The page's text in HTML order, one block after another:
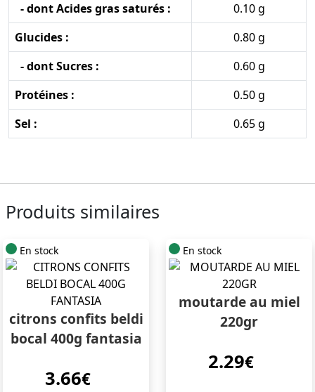
- dont Acides gras saturés :
0.10 g
Glucides :
0.80 g
- dont Sucres :
0.60 g
Protéines :
0.50 g
Sel :
0.65 g
Produits similaires
En stock
citrons confits beldi
bocal 400g fantasia
3.66€
En stock
moutarde au miel
220gr
2.29€